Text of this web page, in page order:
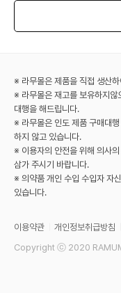
※ 라무몰은 제품을 직접 생산
※ 라무몰은 재고를 보유하지않
대행을 해드립니다.
※ 라무몰은 인도 제품 구매대
하지 않고 있습니다.
※ 이용자의 안전을 위해 의사
삼가 주시기 바랍니다.
※ 의약품 개인 수입 수입자 자
있습니다.
이용약관 개인정보취급방침
Copyright ⓒ 2020